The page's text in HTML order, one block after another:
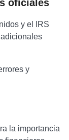
oficiales
y el IRS
y
la importancia